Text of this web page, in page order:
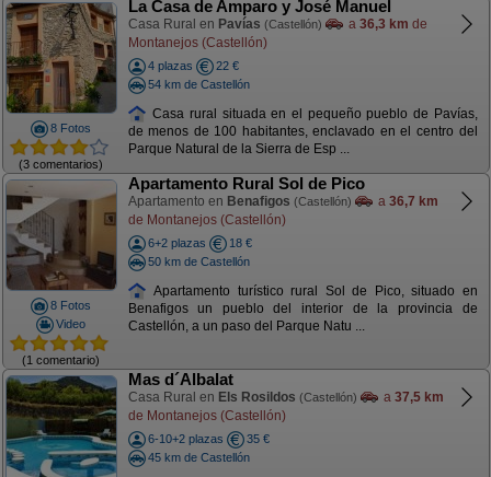
8 Fotos
(3 comentarios)
La Casa de Amparo y José Manuel
Casa Rural en Pavías (Castellón) a 36,3 km de
Montanejos (Castellón)
4 plazas
22 €
54 km de Castellón
Casa rural situada en el pequeño pueblo de Pavías,
de menos de 100 habitantes, enclavado en el centro del
Parque Natural de la Sierra de Esp ...
8 Fotos
Video
(1 comentario)
Apartamento Rural Sol de Pico
Apartamento en Benafigos (Castellón) a 36,7 km
de Montanejos (Castellón)
6+2 plazas
18 €
50 km de Castellón
Apartamento turístico rural Sol de Pico, situado en
Benafigos un pueblo del interior de la provincia de
Castellón, a un paso del Parque Natu ...
Mas d´Albalat
Casa Rural en Els Rosildos (Castellón) a 37,5 km
de Montanejos (Castellón)
6-10+2 plazas
35 €
45 km de Castellón